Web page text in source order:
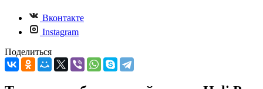
Вконтакте
Instagram
Поделиться